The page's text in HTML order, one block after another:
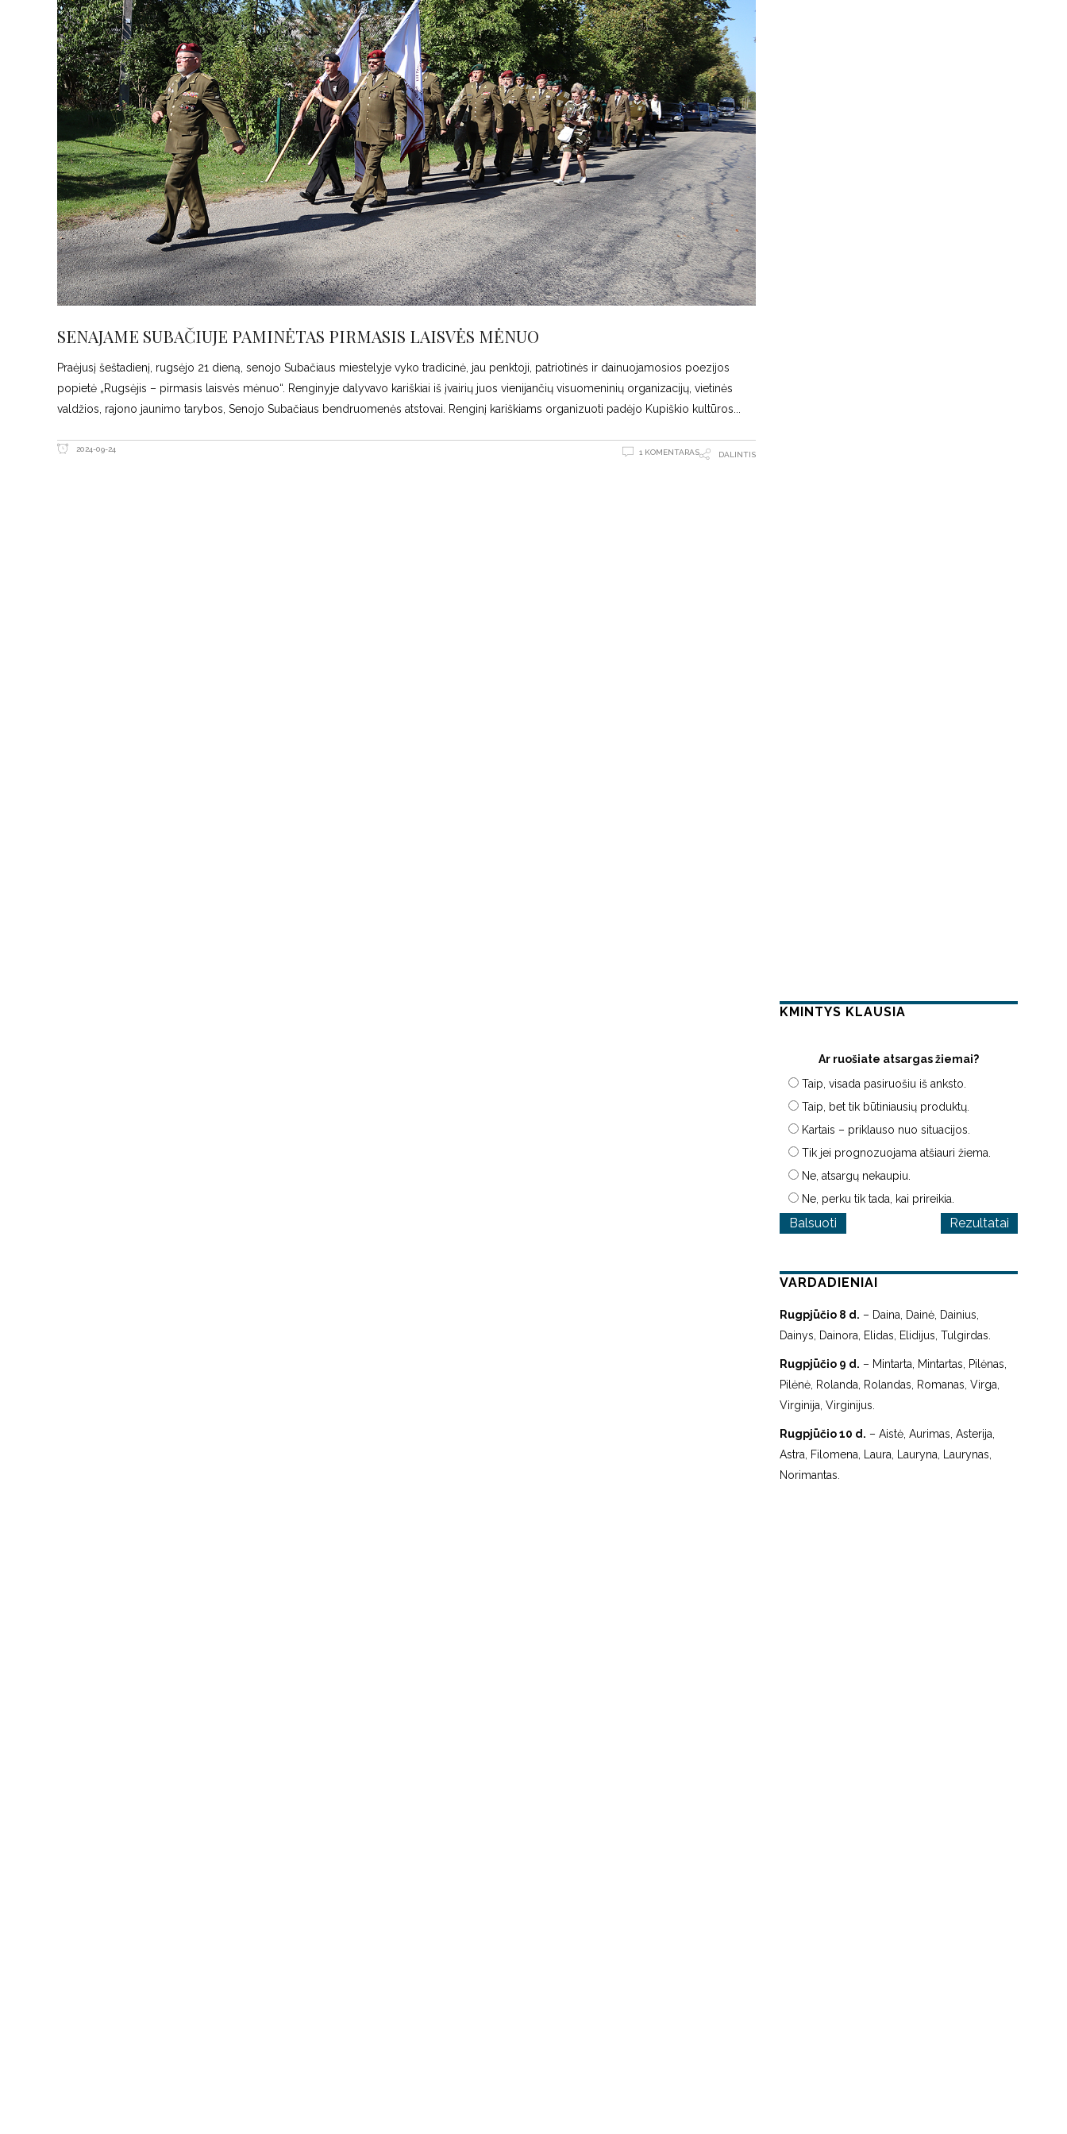
SENAJAME SUBAČIUJE PAMINĖTAS PIRMASIS LAISVĖS MĖNUO
Praėjusį šeštadienį, rugsėjo 21 dieną, senojo Subačiaus miestelyje vyko tradicinė, jau penktoji, patriotinės ir dainuojamosios poezijos
popietė „Rugsėjis – pirmasis laisvės mėnuo“. Renginyje dalyvavo kariškiai iš įvairių juos vienijančių visuomeninių organizacijų, vietinės
valdžios, rajono jaunimo tarybos, Senojo Subačiaus bendruomenės atstovai. Renginį kariškiams organizuoti padėjo Kupiškio kultūros
2024-09-24 1 KOMENTARAS DALINTIS
KMINTYS KLAUSIA
Ar ruošiate atsargas žiemai?
Taip, visada pasiruošiu iš anksto.
Taip, bet tik būtiniausių produktų.
Kartais – priklauso nuo situacijos.
Tik jei prognozuojama atšiauri žiema.
Ne, atsargų nekaupiu.
Ne, perku tik tada, kai prireikia.
Rezultatai
VARDADIENIAI
Rugpjūčio 8 d. – Daina, Dainė, Dainius,
Dainys, Dainora, Elidas, Elidijus, Tulgirdas.
Rugpjūčio 9 d. – Mintarta, Mintartas, Pilėnas,
Pilėnė, Rolanda, Rolandas, Romanas, Virga,
Virginija, Virginijus.
Rugpjūčio 10 d. – Aistė, Aurimas, Asterija,
Astra, Filomena, Laura, Lauryna, Laurynas,
Norimantas.